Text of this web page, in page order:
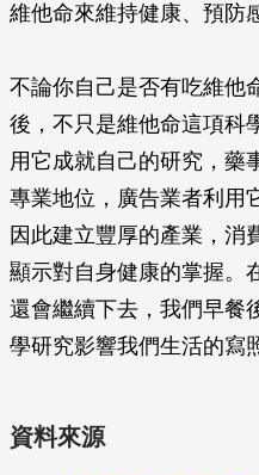
維他命來維持健康、預防
不論你自己是否有吃維他
後，不只是維他命這項科
用它成就自己的研究，藥
專業地位，廣告業者利用
因此建立豐厚的產業，消
顯示對自身健康的掌握。
還會繼續下去，我們早餐
學研究影響我們生活的寫
資料來源